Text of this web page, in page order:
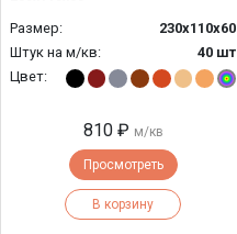
Размер:
230х110х60
Штук на м/кв:
40 шт
Цвет:
810 ₽ м/кв
Просмотреть
В корзину